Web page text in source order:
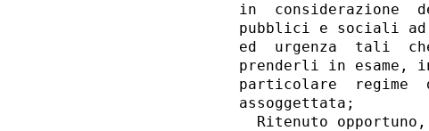
in  considerazione
pubblici e sociali
ed  urgenza  tali
prenderli in esame,
particolare  regime
assoggettata;
Ritenuto